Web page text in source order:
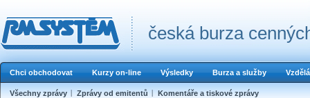
česká burza
Chci obchodovat Kurzy on-line Výsledky Burza a služby
Všechny zprávy Zprávy od emitentů Komentáře a tiskové zprávy